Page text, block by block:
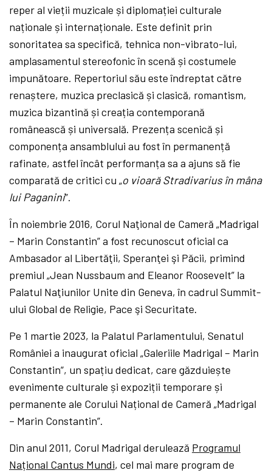
reper al vieții muzicale și diplomației culturale
naționale și internaționale. Este definit prin
sonoritatea sa specifică, tehnica non-vibrato-lui,
amplasamentul stereofonic în scenă și costumele
impunătoare. Repertoriul său este îndreptat către
renaștere, muzica preclasică și clasică, romantism,
muzica bizantină și creația contemporană
românească și universală. Prezența scenică și
componența ansamblului au fost în permanență
rafinate, astfel încât performanța sa a ajuns să fie
comparată de critici cu „o vioară Stradivarius în mâna
lui Paganini”.
În noiembrie 2016, Corul Naţional de Cameră „Madrigal
– Marin Constantin” a fost recunoscut oficial ca
Ambasador al Libertăţii, Speranţei şi Păcii, primind
premiul „Jean Nussbaum and Eleanor Roosevelt” la
Palatul Naţiunilor Unite din Geneva, în cadrul Summit-
ului Global de Religie, Pace şi Securitate.
Pe 1 martie 2023, la Palatul Parlamentului, Senatul
României a inaugurat oficial „Galeriile Madrigal – Marin
Constantin”, un spațiu dedicat, care găzduiește
evenimente culturale și expoziții temporare și
permanente ale Corului Național de Cameră „Madrigal
– Marin Constantin”.
Din anul 2011, Corul Madrigal derulează Programul
Național Cantus Mundi, cel mai mare program de